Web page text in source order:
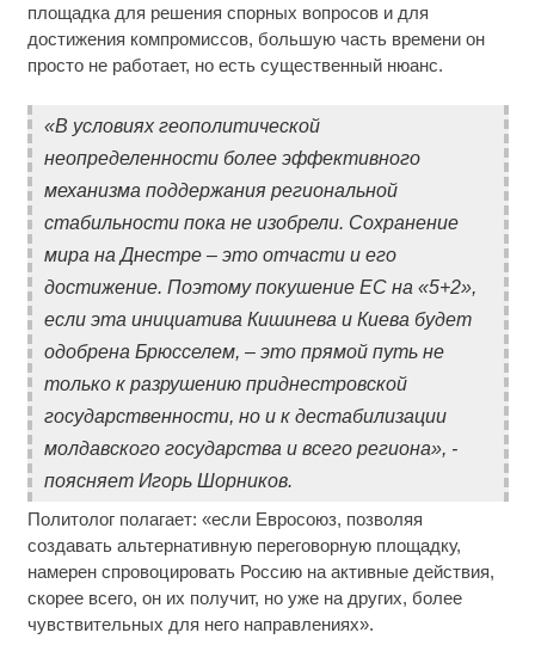
площадка для решения спорных вопросов и для
достижения компромиссов, большую часть времени он
просто не работает, но есть существенный нюанс.
«В условиях геополитической
неопределенности более эффективного
механизма поддержания региональной
стабильности пока не изобрели. Сохранение
мира на Днестре – это отчасти и его
достижение. Поэтому покушение ЕС на «5+2»,
если эта инициатива Кишинева и Киева будет
одобрена Брюсселем, – это прямой путь не
только к разрушению приднестровской
государственности, но и к дестабилизации
молдавского государства и всего региона», -
поясняет Игорь Шорников.
Политолог полагает: «если Евросоюз, позволяя
создавать альтернативную переговорную площадку,
намерен спровоцировать Россию на активные действия,
скорее всего, он их получит, но уже на других, более
чувствительных для него направлениях».